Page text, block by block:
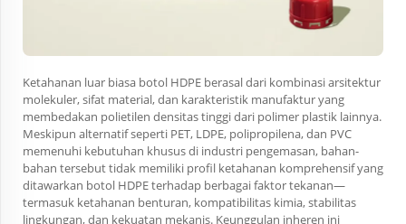
Ketahanan luar biasa botol HDPE berasal dari kombinasi arsitektur
molekuler, sifat material, dan karakteristik manufaktur yang
membedakan polietilen densitas tinggi dari polimer plastik lainnya.
Meskipun alternatif seperti PET, LDPE, polipropilena, dan PVC
memenuhi kebutuhan khusus di industri pengemasan, bahan-
bahan tersebut tidak memiliki profil ketahanan komprehensif yang
ditawarkan botol HDPE terhadap berbagai faktor tekanan—
termasuk ketahanan benturan, kompatibilitas kimia, stabilitas
lingkungan, dan kekuatan mekanis. Keunggulan inheren ini